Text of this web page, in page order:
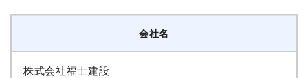
会社名
株式会社福士建設